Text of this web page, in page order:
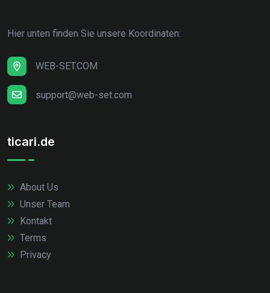
Hier unten finden Sie unsere Koordinaten:
WEB-SET.COM
support@web-set.com
ticari.de
About Us
Unser Team
Kontakt
Terms
Privacy